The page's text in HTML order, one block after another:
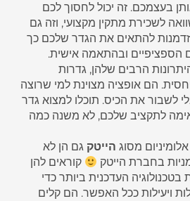
בעצמכם. זה יכול לחסוך לכם
לשכירת מתקין מקצועי, וזה גם
להתאים את הגדר שלכם כך
הספציפיים ובהתאמה אישית.
הרבים שלהן, גדרות
יחסית. הם אופציה מצוינת למי שרוצה
לשבור את הכיס. תוכלו למצוא גדר
לתקציב שלכם, לא משנה כמה
מסוג הייטק גם הן לא
בחברת הייטק
קוראים להן
בטכנולוגיה העדכנית ביותר כדי
ויעילות ככל האפשר. הם קלים